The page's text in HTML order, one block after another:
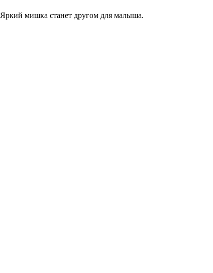
мишка станет другом для малыша.